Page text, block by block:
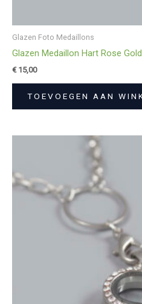
Glazen Foto Medaillons
Glazen Medaillon Hart Rose Gold
€15,00
TOEVOEGEN AAN